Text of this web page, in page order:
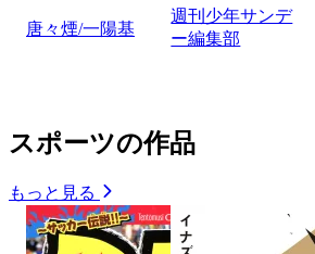
唐々煙/一陽基
週刊少年サンデ
ー編集部
スポーツの作品
もっと見る